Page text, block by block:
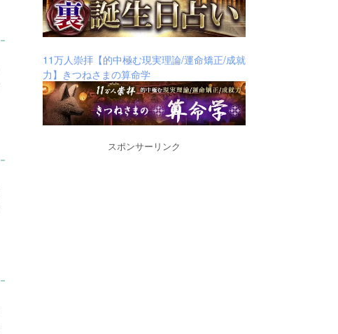
11万人崇拝【的中極む現実理論/運命矯正/成就
力】きつねさまの算命学
スポンサーリンク